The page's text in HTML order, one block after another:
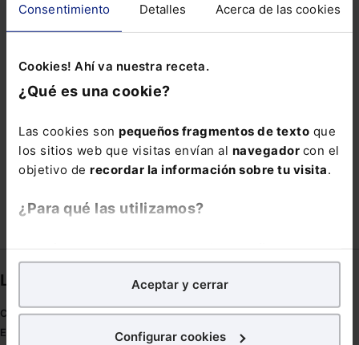
Consentimiento Detalles Acerca de las cookies
Cookies! Ahí va nuestra receta.
¿Qué es una cookie?
Las cookies son pequeños fragmentos de texto que
los sitios web que visitas envían al navegador con el
objetivo de recordar la información sobre tu visita.
¿Para qué las utilizamos?
analíticospara tratar demejorar tu experienciaen
nuestra página web. También con fines publicitarios,
para poder mostrarte publicidad y contenidos de tu
Aceptar y cerrar
Configurar cookies
REGISTRO NACIONAL DE ARMAS
TELETRABAJO OCASIONAL VILATA
Links directos
Coronavirus
Estudio de salud abogacía